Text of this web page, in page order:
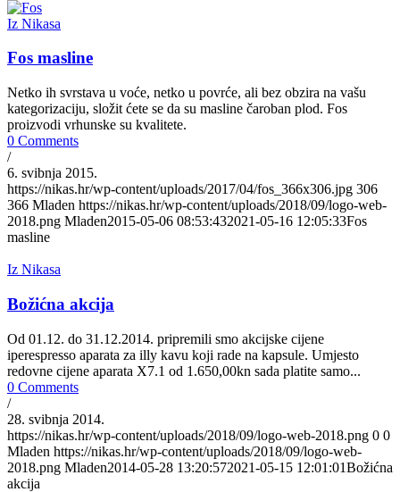
Iz Nikasa
Fos masline
Netko ih svrstava u voće, netko u povrće, ali bez obzira na vašu
kategorizaciju, složit ćete se da su masline čaroban plod. Fos
proizvodi vrhunske su kvalitete.
0 Comments
/
6. svibnja 2015.
https://nikas.hr/wp-content/uploads/2017/04/fos_366x306.jpg 306
366 Mladen https://nikas.hr/wp-content/uploads/2018/09/logo-web-
2018.png Mladen2015-05-06 08:53:432021-05-16 12:05:33Fos
masline
Iz Nikasa
Božićna akcija
Od 01.12. do 31.12.2014. pripremili smo akcijske cijene
iperespresso aparata za illy kavu koji rade na kapsule. Umjesto
redovne cijene aparata X7.1 od 1.650,00kn sada platite samo...
0 Comments
/
28. svibnja 2014.
https://nikas.hr/wp-content/uploads/2018/09/logo-web-2018.png 0 0
Mladen https://nikas.hr/wp-content/uploads/2018/09/logo-web-
2018.png Mladen2014-05-28 13:20:572021-05-15 12:01:01Božićna
akcija